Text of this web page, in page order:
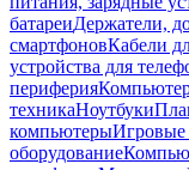
батареиДержатели,
смартфоновКабели
устройства для
периферия
техникаНоутбуки
компьютерыИгровые
оборудование